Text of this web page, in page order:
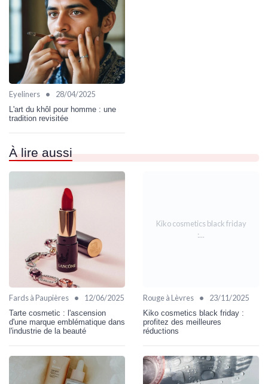
Eyeliners • 28/04/2025
L'art du khôl pour homme : une
tradition revisitée
À lire aussi
Fards à Paupières • 12/06/2025
Tarte cosmetic : l'ascension
d'une marque emblématique dans
l'industrie de la beauté
Kiko cosmetics black friday
:...
Rouge à Lèvres • 23/11/2025
Kiko cosmetics black friday :
profitez des meilleures
réductions